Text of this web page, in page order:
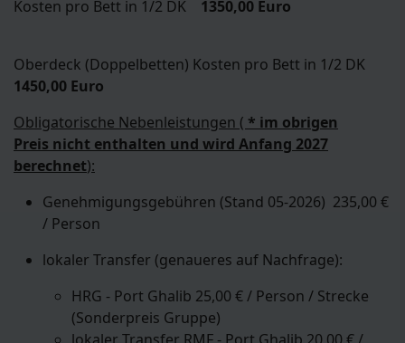
Kosten pro Bett in 1/2 DK 1350,00 Euro
Oberdeck (Doppelbetten) Kosten pro Bett in 1/2 DK
1450,00 Euro
Obligatorische Nebenleistungen ( * im obrigen
Preis nicht enthalten und wird Anfang 2027
berechnet):
Genehmigungsgebühren (Stand 05-2026) 235,00 €
/ Person
lokaler Transfer (genaueres auf Nachfrage):
HRG - Port Ghalib 25,00 € / Person / Strecke
(Sonderpreis Gruppe)